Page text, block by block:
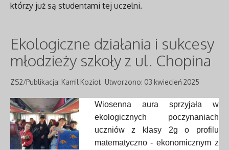
którzy już są studentami tej uczelni.
Ekologiczne działania i sukcesy
młodzieży szkoły z ul. Chopina
ZS2/Publikacja: Kamil Kozioł Utworzono: 03 kwiecień 2025
Wiosenna aura sprzyjała w
ekologicznych poczynaniach
uczniów z klasy 2g o profilu
matematyczno - ekonomicznym z